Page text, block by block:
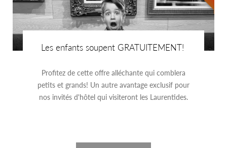
Les enfants soupent GRATUITEMENT!
Profitez de cette offre alléchante qui comblera
petits et grands! Un autre avantage exclusif pour
nos invités d'hôtel qui visiteront les Laurentides.